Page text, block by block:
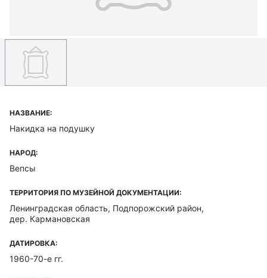
НАЗВАНИЕ:
Накидка на подушку
НАРОД:
Вепсы
ТЕРРИТОРИЯ ПО МУЗЕЙНОЙ ДОКУМЕНТАЦИИ:
Ленинградская область, Подпорожский район,
дер. Кармановская
ДАТИРОВКА:
1960-70-е гг.